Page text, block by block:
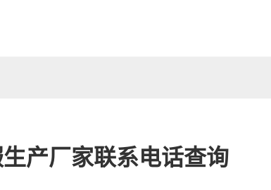
产厂家联系电话查询